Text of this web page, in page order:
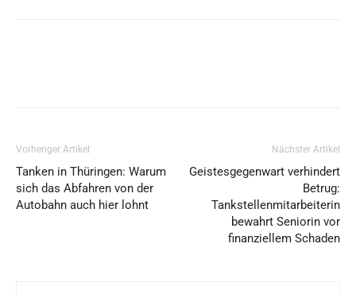
Vorheriger Artikel
Tanken in Thüringen: Warum
sich das Abfahren von der
Autobahn auch hier lohnt
Nächster Artikel
Geistesgegenwart verhindert
Betrug:
Tankstellenmitarbeiterin
bewahrt Seniorin vor
finanziellem Schaden